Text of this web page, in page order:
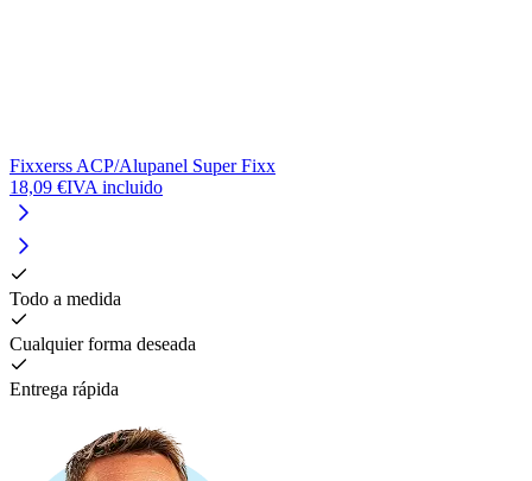
Fixxerss ACP/Alupanel Super Fixx
18,09 €IVA incluido
Todo a medida
Cualquier forma deseada
Entrega rápida